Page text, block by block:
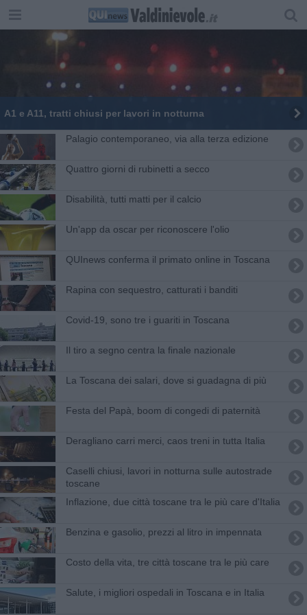
A1 e A11, tratti chiusi per lavori in notturna
Palagio contemporaneo, via alla terza edizione
Quattro giorni di rubinetti a secco
Disabilità, tutti matti per il calcio
Un'app da oscar per riconoscere l'olio
QUInews conferma il primato online in Toscana
Rapina con sequestro, catturati i banditi
Covid-19, sono tre i guariti in Toscana
Il tiro a segno centra la finale nazionale
La Toscana dei salari, dove si guadagna di più
Festa del Papà, boom di congedi di paternità
Deragliano carri merci, caos treni in tutta Italia
Caselli chiusi, lavori in notturna sulle autostrade
toscane
Inflazione, due città toscane tra le più care d'Italia
Benzina e gasolio, prezzi al litro in impennata
Costo della vita, tre città toscane tra le più care
Salute, i migliori ospedali in Toscana e in Italia